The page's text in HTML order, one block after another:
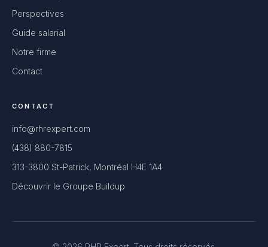
Perspectives
Guide salarial
Notre firme
Contact
CONTACT
info@rhrexpert.com
(438) 880-7815
313-3800 St-Patrick, Montréal H4E 1A4
Découvrir le Groupe Buildup